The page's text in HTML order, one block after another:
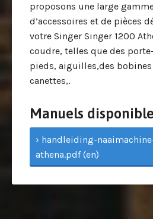
proposons une large
d’accessoires et de pièces
votre Singer Singer 1200
coudre, telles que des
pieds, aiguilles,des
canettes,.
Manuels
› handleiding-
athena.pdf (en)